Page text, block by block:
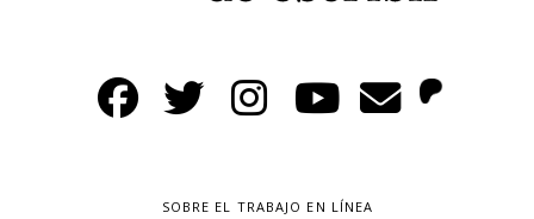
SOBRE EL TRABAJO EN LÍNEA